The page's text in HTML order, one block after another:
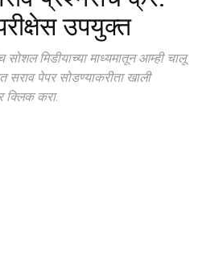
उपयुक्त
मिडीयाच्या माध्यमातून आम्ही चालू
पेपर सोडण्याकरीता खाली
क्लिक करा.